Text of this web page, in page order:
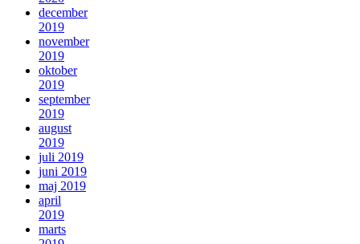
december
2019
november
2019
oktober
2019
september
2019
august
2019
juli 2019
juni 2019
maj 2019
april
2019
marts